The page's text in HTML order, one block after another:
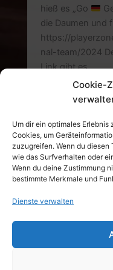
Cookie-
Um dir ein optimales
Cookies, um
zuzugreifen. Wenn du
wie das Surfverhalten oder
Wenn du deine Zustimmung
bestimmte Merkmale und
Dienste verwalten
hieß es „Go
die Daumen und
https://
nal-team/2024
Link gibt es
hier:https://
dnet-world-
Support
für
das
Nationalteam
Weiterlesen »
© 2026 TSV